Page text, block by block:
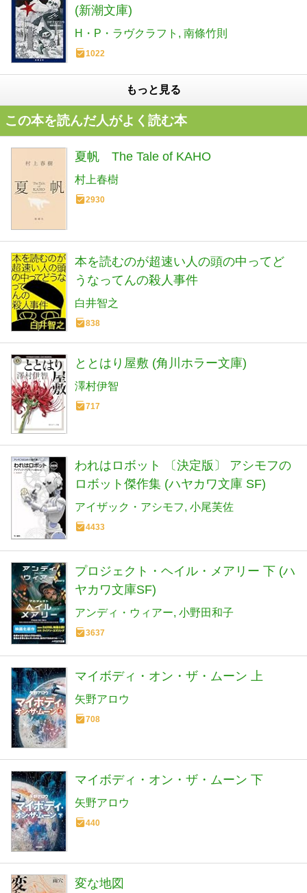
(新潮文庫)
H・P・ラヴクラフト 南條竹則
1022
もっと見る
この本を読んだ人がよく読む本
夏帆 The Tale of KAHO
村上春樹
2930
本を読むのが超速い人の頭の中ってど
うなってんの殺人事件
白井智之
838
ととはり屋敷 (角川ホラー文庫)
澤村伊智
717
われはロボット 〔決定版〕 アシモフの
ロボット傑作集 (ハヤカワ文庫 SF)
アイザック・アシモフ 小尾芙佐
4433
プロジェクト・ヘイル・メアリー 下 (ハ
ヤカワ文庫SF)
アンディ・ウィアー 小野田和子
3637
マイボディ・オン・ザ・ムーン 上
矢野アロウ
708
マイボディ・オン・ザ・ムーン 下
矢野アロウ
440
変な地図